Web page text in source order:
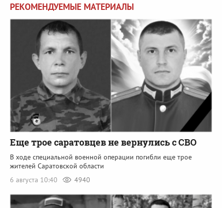
РЕКОМЕНДУЕМЫЕ МАТЕРИАЛЫ
Еще трое саратовцев не вернулись с СВО
В ходе специальной военной операции погибли еще трое
жителей Саратовской области
6 августа 10:40
4940